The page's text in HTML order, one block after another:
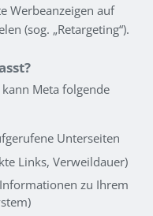
Werbeanzeigen auf
(sog. „Retargeting“).
Meta folgende
Unterseiten
Links, Verweildauer)
zu Ihrem